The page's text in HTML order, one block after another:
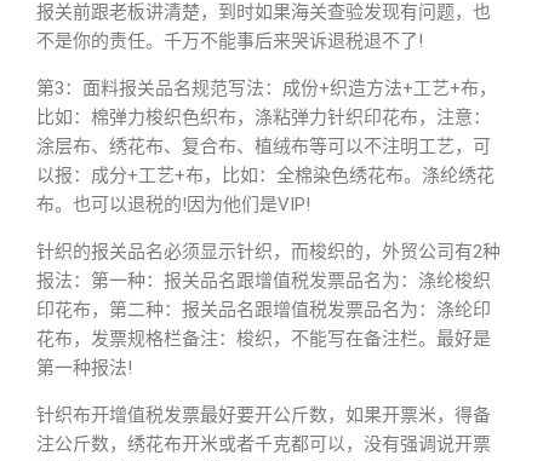
报关前跟老板讲清楚，到时如果海关查验发现有问题，也
不是你的责任。千万不能事后来哭诉退税退不了!
第3：面料报关品名规范写法：成份+织造方法+工艺+布，
比如：棉弹力梭织色织布，涤粘弹力针织印花布，注意：
涂层布、绣花布、复合布、植绒布等可以不注明工艺，可
以报：成分+工艺+布，比如：全棉染色绣花布。涤纶绣花
布。也可以退税的!因为他们是VIP!
针织的报关品名必须显示针织，而梭织的，外贸公司有2种
报法：第一种：报关品名跟增值税发票品名为：涤纶梭织
印花布，第二种：报关品名跟增值税发票品名为：涤纶印
花布，发票规格栏备注：梭织，不能写在备注栏。最好是
第一种报法!
针织布开增值税发票最好要开公斤数，如果开票米，得备
注公斤数，绣花布开米或者千克都可以，没有强调说开票